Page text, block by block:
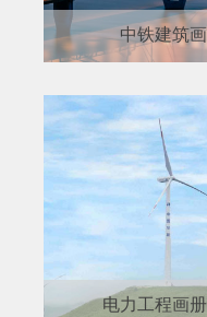
中铁建筑
电力工程画